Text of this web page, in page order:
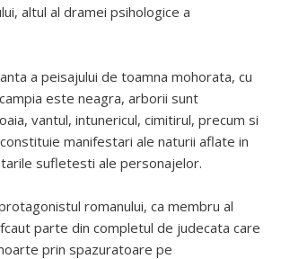
altul al dramei psihologice a
a peisajului de toamna mohorata, cu
este neagra, arborii sunt
vantul, intunericul, cimitirul, precum si
manifestari ale naturii aflate in
sufletesti ale personajelor.
romanului, ca membru al
parte din completul de judecata care
prin spazuratoare pe